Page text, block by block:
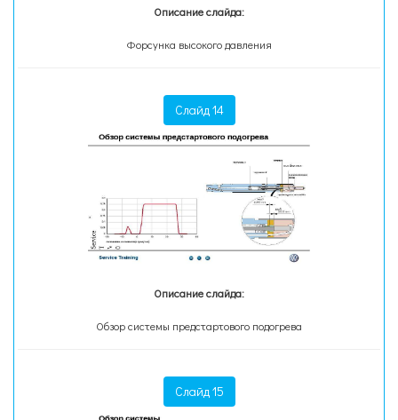
Описание слайда:
Форсунка высокого давления
Слайд 14
Описание слайда:
Обзор системы предстартового подогрева
Слайд 15